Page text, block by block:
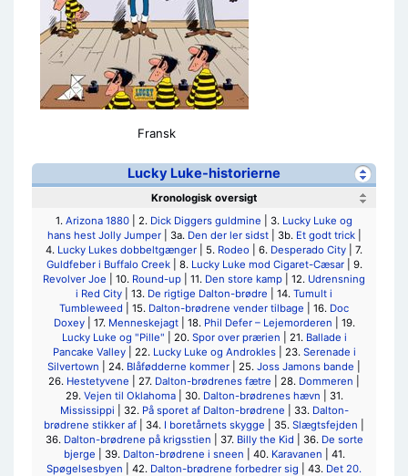
Fransk
Lucky Luke-historierne
Kronologisk oversigt
1. Arizona 1880 | 2. Dick Diggers guldmine | 3. Lucky Luke og
hans hest Jolly Jumper| 3a. Den der ler sidst| 3b. Et godt trick|
4. Lucky Lukes dobbeltgænger | 5. Rodeo | 6. Desperado City | 7.
Guldfeber i Buffalo Creek| 8. Lucky Luke mod Cigaret-Cæsar| 9.
Revolver Joe | 10. Round-up | 11. Den store kamp | 12. Udrensning
i Red City | 13. De rigtige Dalton-brødre | 14. Tumult i
Tumbleweed | 15. Dalton-brødrene vender tilbage | 16. Doc
Doxey| 17. Menneskejagt| 18. Phil Defer – Lejemorderen | 19.
Lucky Luke og "Pille" | 20. Spor over prærien | 21. Ballade i
Pancake Valley| 22. Lucky Luke og Androkles| 23. Serenade i
Silvertown | 24. Blåfødderne kommer | 25. Joss Jamons bande
26. Hestetyvene | 27. Dalton-brødrenes fætre | 28. Dommeren
29. Vejen til Oklahoma| 30. Dalton-brødrenes hævn | 31.
Mississippi | 32. På sporet af Dalton-brødrene | 33. Dalton-
brødrene stikker af | 34. I boretårnets skygge | 35. Slægtsfejden
36. Dalton-brødrene på krigsstien | 37. Billy the Kid | 36. De sorte
bjerge | 39. Dalton-brødrene i sneen | 40. Karavanen | 41.
Spøgelsesbyen | 42. Dalton-brødrene forbedrer sig | 43. Det 20.